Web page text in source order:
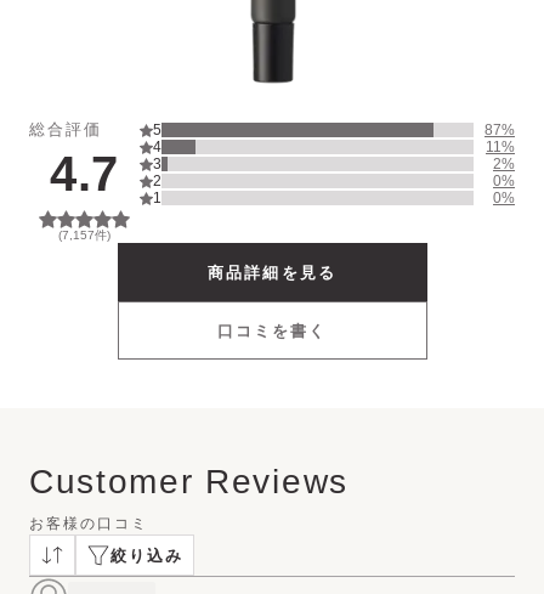
総合評価
4.7
(7,157件)
5 87%
4
11%
3
2%
2
0%
1
0%
商品詳細を見る
口コミを書く
Customer Reviews
お客様の口コミ
絞り込み